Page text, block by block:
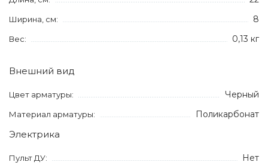
Ширина, см: 8
Вес: 0,13 кг
Внешний вид
Цвет арматуры: Черный
Материал арматуры: Поликарбонат
Электрика
Пульт ДУ: Нет